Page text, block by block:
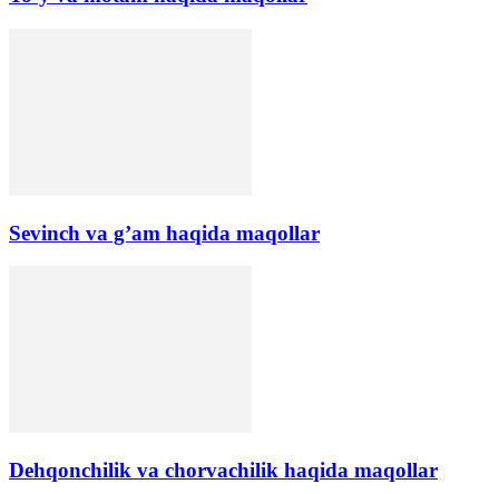
Sevinch va g’am haqida maqollar
Dehqonchilik va chorvachilik haqida maqollar